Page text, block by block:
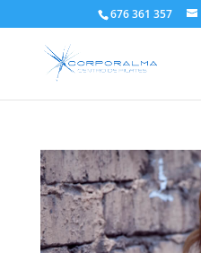
676 361 357